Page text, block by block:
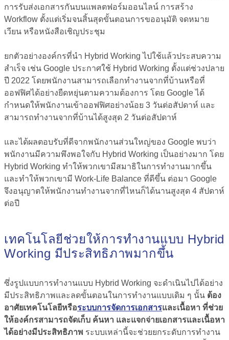
การรับส่งเอกสารกันบนแพลตฟอร์มออนไลน์ การสร้าง
Workflow ตั้งแต่เริ่มจนสิ้นสุดขั้นตอนการขออนุมัติ จดหมาย
เวียน หรือหนังสือเชิญประชุม
ยกตัวอย่างองค์กรที่นำ Hybrid Working ไปใช้แล้วประสบความ
สำเร็จ เช่น Google ประกาศใช้ Hybrid Working ตั้งแต่ช่วงปลาย
ปี 2022 โดยพนักงานสามารถเลือกทำงานจากที่บ้านหรือที่
ออฟฟิศได้อย่างยืดหยุ่นตามความต้องการ โดย Google ได้
กำหนดให้พนักงานเข้าออฟฟิศอย่างน้อย 3 วันต่อสัปดาห์ และ
สามารถทำงานจากที่บ้านได้สูงสุด 2 วันต่อสัปดาห์
และได้ผลตอบรับที่ดีจากพนักงานส่วนใหญ่ของ Google พบว่า
พนักงานมีความพึงพอใจกับ Hybrid Working เป็นอย่างมาก โดย
Hybrid Working ทำให้พวกเขามีสมาธิในการทำงานมากขึ้น
และทำให้พวกเขามี Work-Life Balance ที่ดีขึ้น ต่อมา Google
จึงอนุญาตให้พนักงานทำงานจากที่ไหนก็ได้นานสูงสุด 4 สัปดาห์
ต่อปี
เทคโนโลยีช่วยให้การทำงานแบบ Hybrid
Working มีประสิทธิภาพมากขึ้น
ซึ่งรูปแบบการทำงานแบบ Hybrid Working จะดำเนินไปได้อย่าง
มีประสิทธิภาพและลดขั้นตอนในการทำงานแบบเดิม ๆ นั้น ต้อง
อาศัยเทคโนโลยีหรือระบบการจัดการเอกสารและเนื้อหา ที่ช่วย
ให้องค์กรสามารถจัดเก็บ ค้นหา และแจกจ่ายเอกสารและเนื้อหา
ได้อย่างมีประสิทธิภาพ ระบบเหล่านี้จะช่วยยกระดับการทำงาน